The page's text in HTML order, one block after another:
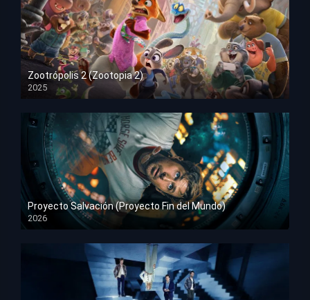
Zootrópolis 2 (Zootopia 2)
2025
HD 1080p
Proyecto Salvación (Proyecto Fin del Mundo)
2026
HD 1080p